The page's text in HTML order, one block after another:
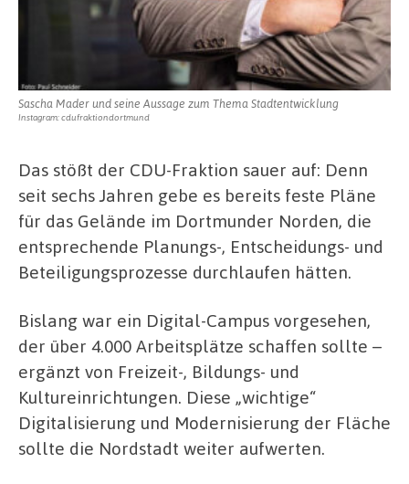
Sascha Mader und seine Aussage zum Thema Stadtentwicklung
Instagram: cdufraktiondortmund
Das stößt der CDU-Fraktion sauer auf: Denn
seit sechs Jahren gebe es bereits feste Pläne
für das Gelände im Dortmunder Norden, die
entsprechende Planungs-, Entscheidungs- und
Beteiligungsprozesse durchlaufen hätten.
Bislang war ein Digital-Campus vorgesehen,
der über 4.000 Arbeitsplätze schaffen sollte –
ergänzt von Freizeit-, Bildungs- und
Kultureinrichtungen. Diese „wichtige“
Digitalisierung und Modernisierung der Fläche
sollte die Nordstadt weiter aufwerten.